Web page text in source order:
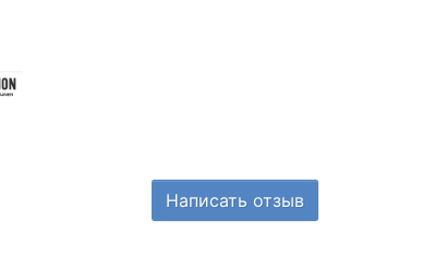
Написать отзыв